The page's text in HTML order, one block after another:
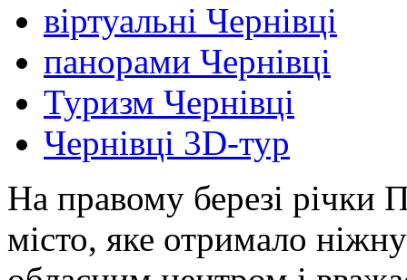
віртуальні Чернівці
панорами Чернівці
Туризм Чернівці
Чернівці 3D-тур
На правому березі річки
місто, яке отримало